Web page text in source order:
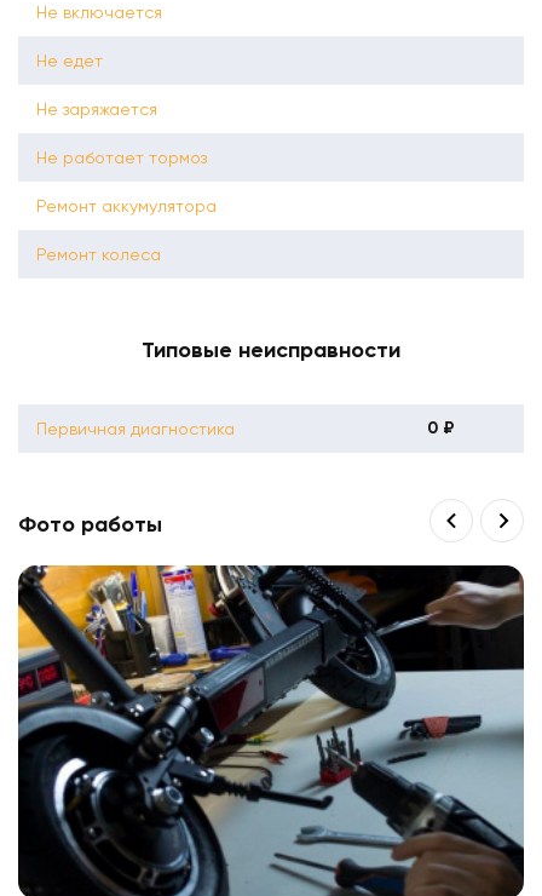
Не включается
Не едет
Не заряжается
Не работает тормоз
Ремонт аккумулятора
Ремонт колеса
Типовые неисправности
Первичная диагностика 0 ₽
Фото работы